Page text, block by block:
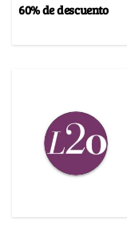
60% de descuento